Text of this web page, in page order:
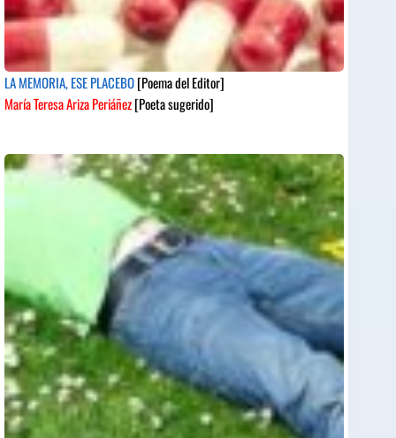
LA MEMORIA, ESE PLACEBO[Poema del Editor]
María Teresa Ariza Periáñez[Poeta sugerido]